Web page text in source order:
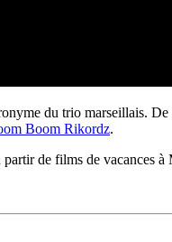
du trio marseillais.
Boom Rikordz.
de films de vacances